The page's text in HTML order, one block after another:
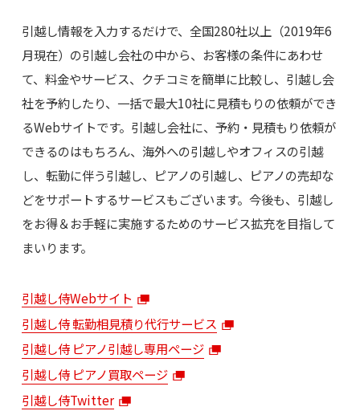
引越し情報を入力するだけで、全国280社以上（2019年6
月現在）の引越し会社の中から、お客様の条件にあわせ
て、料金やサービス、クチコミを簡単に比較し、引越し会
社を予約したり、一括で最大10社に見積もりの依頼ができ
るWebサイトです。引越し会社に、予約・見積もり依頼が
できるのはもちろん、海外への引越しやオフィスの引越
し、転勤に伴う引越し、ピアノの引越し、ピアノの売却な
どをサポートするサービスもございます。今後も、引越し
をお得＆お手軽に実施するためのサービス拡充を目指して
まいります。
引越し侍Webサイト
引越し侍 転勤相見積り代行サービス
引越し侍 ピアノ引越し専用ページ
引越し侍 ピアノ買取ページ
引越し侍Twitter